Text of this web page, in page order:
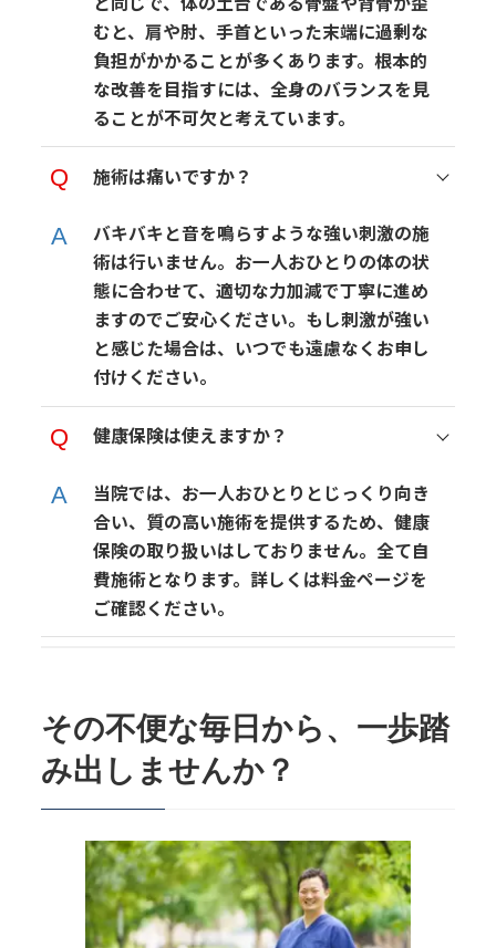
むと、肩や肘、手首といった末端に過剰な
負担がかかることが多くあります。根本的
な改善を目指すには、全身のバランスを見
ることが不可欠と考えています。
施術は痛いですか？
バキバキと音を鳴らすような強い刺激の施
術は行いません。お一人おひとりの体の状
態に合わせて、適切な力加減で丁寧に進め
ますのでご安心ください。もし刺激が強い
と感じた場合は、いつでも遠慮なくお申し
付けください。
健康保険は使えますか？
当院では、お一人おひとりとじっくり向き
合い、質の高い施術を提供するため、健康
保険の取り扱いはしておりません。全て自
費施術となります。詳しくは料金ページを
ご確認ください。
その不便な毎日から、一歩踏
み出しませんか？